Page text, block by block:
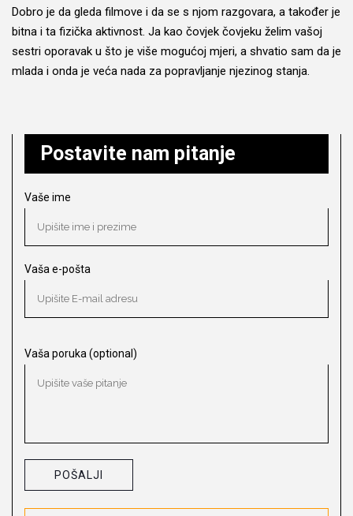
Dobro je da gleda filmove i da se s njom razgovara, a također je
bitna i ta fizička aktivnost. Ja kao čovjek čovjeku želim vašoj
sestri oporavak u što je više mogućoj mjeri, a shvatio sam da je
mlada i onda je veća nada za popravljanje njezinog stanja.
Postavite nam pitanje
Vaše ime
Vaša e-pošta
Vaša poruka (optional)